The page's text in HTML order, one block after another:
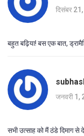
दिसंबर
बहुत बढ़िया! बस एक बात,
जनवरी 1,
सभी उत्साह को मैं ठंडे दिमाग से